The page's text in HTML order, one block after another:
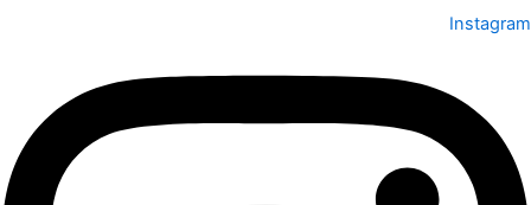
Instagram